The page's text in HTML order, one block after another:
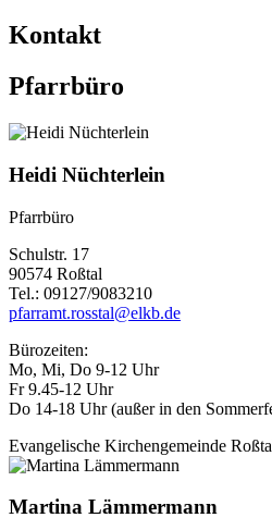
Kontakt
Pfarrbüro
Heidi Nüchterlein
Pfarrbüro
Schulstr. 17
90574 Roßtal
Tel.: 09127/9083210
pfarramt.rosstal@elkb.de
Bürozeiten:
Mo, Mi, Do 9-12 Uhr
Fr 9.45-12 Uhr
Do 14-18 Uhr (außer in den
Evangelische Kirchengemeinde
Martina Lämmermann